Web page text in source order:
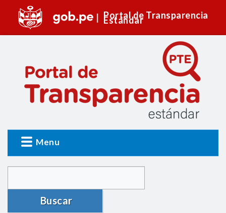
Portal de Transparencia
Estándar
Menu
Buscar